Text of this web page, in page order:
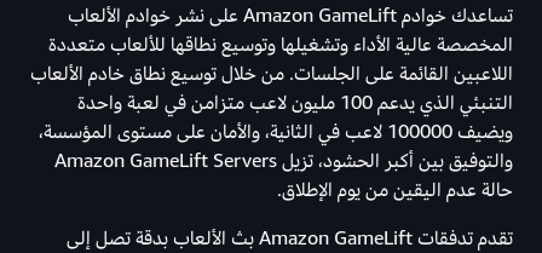
تساعدك خوادم Amazon GameLift على نشر خوادم الألعاب
المخصصة عالية الأداء وتشغيلها وتوسيع نطاقها للألعاب متعددة
اللاعبين القائمة على الجلسات. من خلال توسيع نطاق خادم الألعاب
التنبئي الذي يدعم 100 مليون لاعب متزامن في لعبة واحدة
ويضيف 100000 لاعب في الثانية، والأمان على مستوى المؤسسة،
والتوفيق بين أكبر الحشود، تزيل Amazon GameLift Servers
حالة عدم اليقين من يوم الإطلاق.
تقدم تدفقات Amazon GameLift بث الألعاب بدقة تصل إلى